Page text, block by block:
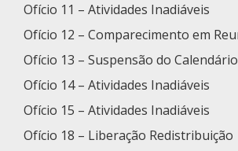
Ofício 11 – Atividades Inadiáveis
Ofício 12 – Comparecimento em
Ofício 13 – Suspensão do
Ofício 14 – Atividades Inadiáveis
Ofício 15 – Atividades Inadiáveis
Ofício 18 – Liberação Redistribuição